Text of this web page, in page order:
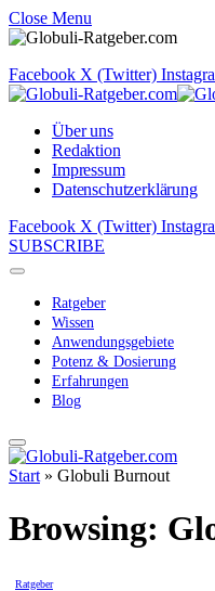
Close Menu
Facebook X (Twitter)
Über uns
Redaktion
Impressum
Datenschutzerklärung
Facebook X (Twitter)
SUBSCRIBE
Ratgeber
Wissen
Anwendungsgebiete
Potenz & Dosierung
Erfahrungen
Blog
Start » Globuli Burnout
Browsing:
Ratgeber